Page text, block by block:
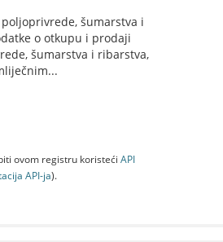
šumarstva i
o otkupu i prodaji
šumarstva i ribarstva,
ovom registru koristeći API
API-jа).